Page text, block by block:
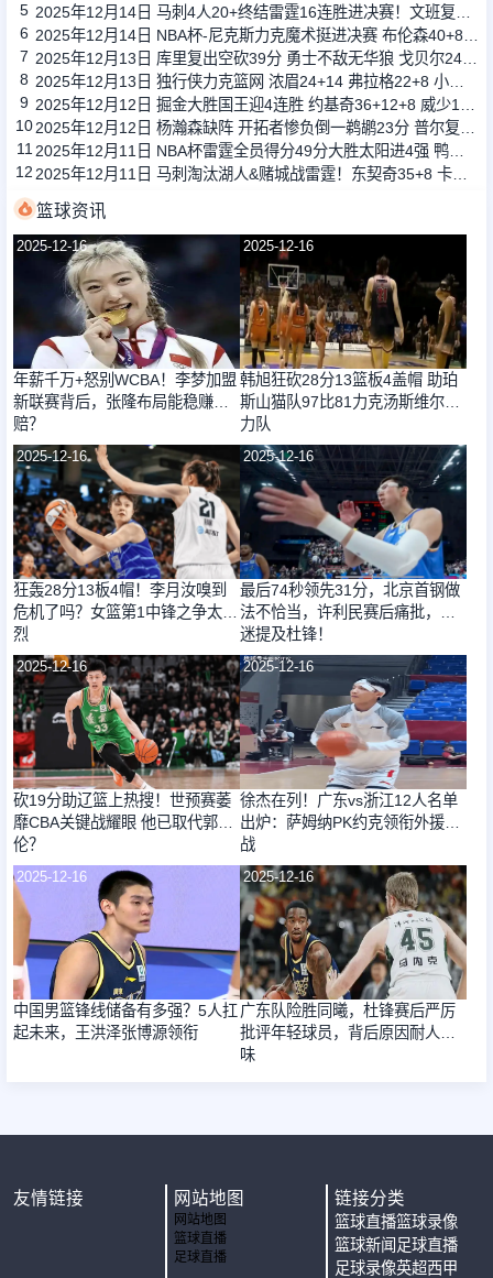
5
6
7
8
9
10
11
12
篮球资讯
2025-12-16
年薪千万+怒别WCBA！李梦加盟
新联赛背后，张隆布局能稳赚不
赔？
2025-12-16
韩旭狂砍28分13篮板4盖帽 助珀
斯山猫队97比81力克汤斯维尔火
力队
2025-12-16
狂轰28分13板4帽！李月汝嗅到
危机了吗？女篮第1中锋之争太激
烈
2025-12-16
最后74秒领先31分，北京首钢做
法不恰当，许利民赛后痛批，球
迷提及杜锋！
2025-12-16
砍19分助辽篮上热搜！世预赛萎
靡CBA关键战耀眼 他已取代郭艾
伦？
2025-12-16
徐杰在列！广东vs浙江12人名单
出炉：萨姆纳PK约克领衔外援大
战
2025-12-16
中国男篮锋线储备有多强？5人扛
起未来，王洪泽张博源领衔
2025-12-16
广东队险胜同曦，杜锋赛后严厉
批评年轻球员，背后原因耐人寻
味
友情链接 网站地图
网站地图
篮球直播
足球直播
链接分类
篮球直播篮球录像
篮球新闻 足球直播
足球录像英超西甲